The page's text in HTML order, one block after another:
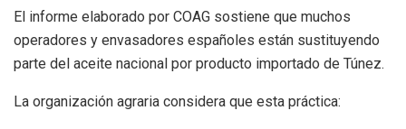
El informe elaborado por COAG sostiene que muchos
operadores y envasadores españoles están sustituyendo
parte del aceite nacional por producto importado de Túnez.
La organización agraria considera que esta práctica: